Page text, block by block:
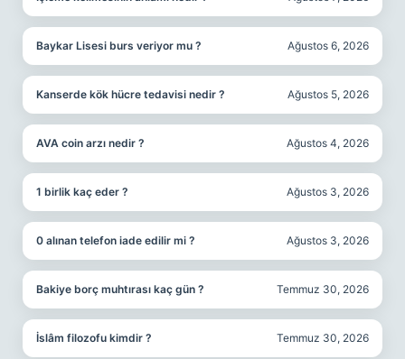
Baykar Lisesi burs veriyor mu ? Ağustos 6, 2026
Kanserde kök hücre tedavisi nedir ? Ağustos 5, 2026
AVA coin arzı nedir ? Ağustos 4, 2026
1 birlik kaç eder ? Ağustos 3, 2026
0 alınan telefon iade edilir mi ? Ağustos 3, 2026
Bakiye borç muhtırası kaç gün ? Temmuz 30, 2026
İslâm filozofu kimdir ? Temmuz 30, 2026